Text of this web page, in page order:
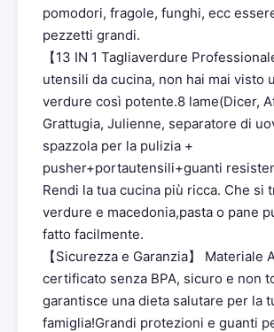
pomodori, fragole, funghi, ecc
pezzetti grandi.
【13 IN 1 Tagliaverdure
utensili da cucina, non hai mai visto
verdure così potente.8 lame(Dicer,
Grattugia, Julienne, separatore di
spazzola per la pulizia +
pusher+portautensili+guanti
Rendi la tua cucina più ricca. Che si
verdure e macedonia,pasta o pane
fatto facilmente.
【Sicurezza e Garanzia】 Materiale
certificato senza BPA, sicuro e non
garantisce una dieta salutare per la
famiglia!Grandi protezioni e guanti